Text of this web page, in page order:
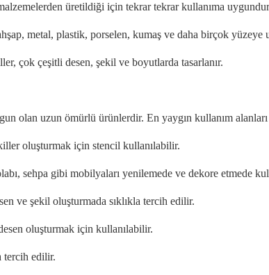
üretildiği için tekrar tekrar kullanıma
metal, plastik, porselen, kumaş ve daha birçok yüzeye
çok çeşitli desen, şekil ve boyutlarda tasarlanır.
olan uzun ömürlü ürünlerdir. En yaygın kullanım
oluşturmak için stencil kullanılabilir.
sehpa gibi mobilyaları yenilemede ve dekore etmede
ve şekil oluşturmada sıklıkla tercih edilir.
oluşturmak için kullanılabilir.
tercih edilir.